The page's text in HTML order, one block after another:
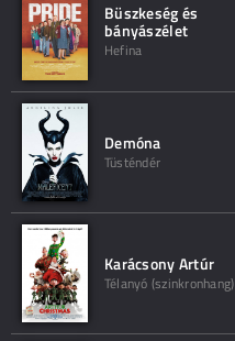
Büszkeség és
bányászélet
Hefina
Demóna
Tüsténdér
Karácsony Artúr
Télanyó (szinkronhang)